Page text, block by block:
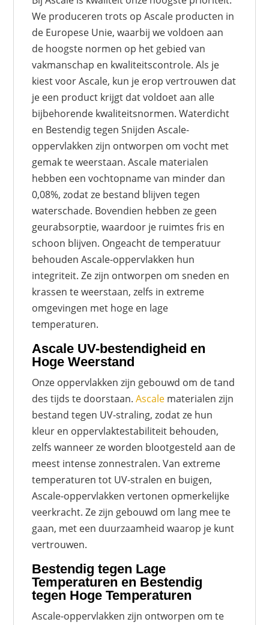
We produceren trots op Ascale producten in
de Europese Unie, waarbij we voldoen aan
de hoogste normen op het gebied van
vakmanschap en kwaliteitscontrole. Als je
kiest voor Ascale, kun je erop vertrouwen dat
je een product krijgt dat voldoet aan alle
bijbehorende kwaliteitsnormen. Waterdicht
en Bestendig tegen Snijden Ascale-
oppervlakken zijn ontworpen om vocht met
gemak te weerstaan. Ascale materialen
hebben een vochtopname van minder dan
0,08%, zodat ze bestand blijven tegen
waterschade. Bovendien hebben ze geen
geurabsorptie, waardoor je ruimtes fris en
schoon blijven. Ongeacht de temperatuur
behouden Ascale-oppervlakken hun
integriteit. Ze zijn ontworpen om sneden en
krassen te weerstaan, zelfs in extreme
omgevingen met hoge en lage
temperaturen.
Ascale UV-bestendigheid en
Hoge Weerstand
Onze oppervlakken zijn gebouwd om de tand
des tijds te doorstaan.Ascale materialen zijn
bestand tegen UV-straling, zodat ze hun
kleur en oppervlaktestabiliteit behouden,
zelfs wanneer ze worden blootgesteld aan de
meest intense zonnestralen. Van extreme
temperaturen tot UV-stralen en buigen,
Ascale-oppervlakken vertonen opmerkelijke
veerkracht. Ze zijn gebouwd om lang mee te
gaan, met een duurzaamheid waarop je kunt
vertrouwen.
Bestendig tegen Lage
Temperaturen en Bestendig
tegen Hoge Temperaturen
Ascale-oppervlakken zijn ontworpen om te